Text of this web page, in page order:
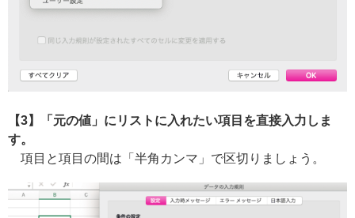
【3】「元の値」にリストに入れたい項目を直接入力しま
す。
項目と項目の間は「半角カンマ」で区切りましょう。